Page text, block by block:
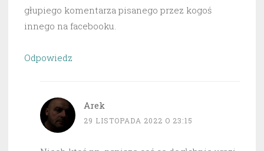
głupiego komentarza pisanego przez kogoś
innego na facebooku.
Odpowiedz
Arek
29 LISTOPADA 2022 O 23:15